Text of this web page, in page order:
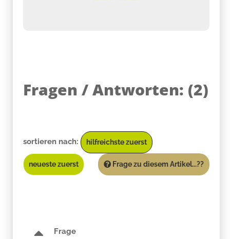
Fragen / Antworten: (2)
sortieren nach: hilfreichste zuerst
neueste zuerst Frage zu diesem Artikel...??
Frage